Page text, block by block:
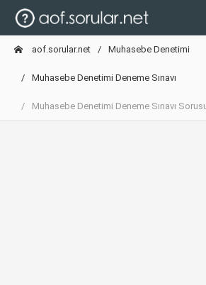
aof.sorular.net Muhasebe Denetimi
Muhasebe Denetimi Deneme Sınavı
Muhasebe Denetimi Deneme Sınavı